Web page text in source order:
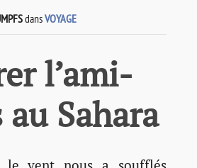
dansVOYAGE
l’ami-
Sahara